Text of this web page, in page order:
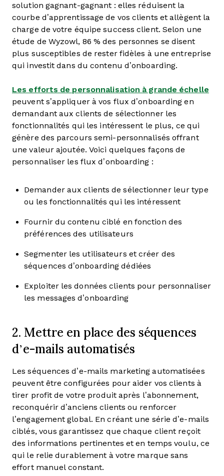
solution gagnant-gagnant : elles réduisent la
courbe d’apprentissage de vos clients et allègent la
charge de votre équipe success client. Selon une
étude de Wyzowl, 86 % des personnes se disent
plus susceptibles de rester fidèles à une entreprise
qui investit dans du contenu d’onboarding.
Les efforts de personnalisation à grande échelle
peuvent s’appliquer à vos flux d’onboarding en
demandant aux clients de sélectionner les
fonctionnalités qui les intéressent le plus, ce qui
génère des parcours semi-personnalisés offrant
une valeur ajoutée. Voici quelques façons de
personnaliser les flux d’onboarding :
Demander aux clients de sélectionner leur type
ou les fonctionnalités qui les intéressent
Fournir du contenu ciblé en fonction des
préférences des utilisateurs
Segmenter les utilisateurs et créer des
séquences d’onboarding dédiées
Exploiter les données clients pour personnaliser
les messages d’onboarding
2. Mettre en place des séquences
d’e-mails automatisés
Les séquences d’e-mails marketing automatisées
peuvent être configurées pour aider vos clients à
tirer profit de votre produit après l’abonnement,
reconquérir d’anciens clients ou renforcer
l’engagement global. En créant une série d’e-mails
ciblés, vous garantissez que chaque client reçoit
des informations pertinentes et en temps voulu, ce
qui le relie durablement à votre marque sans
effort manuel constant.